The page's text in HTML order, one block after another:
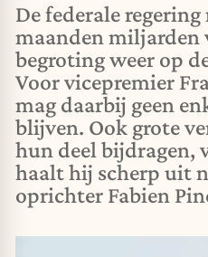
De federale
maanden miljarden
begroting weer op
Voor vicepremier
mag daarbij geen
blijven. Ook grote
hun deel bijdragen,
haalt hij scherp uit
oprichter Fabien